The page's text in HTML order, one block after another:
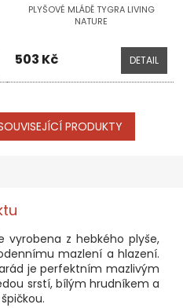
PLYŠOVÉ MLÁDĚ TYGRA LIVING
NATURE
503 Kč DETAIL
PRODUKTY
vyrobena z hebkého plyše,
mazlení a hlazení.
je perfektním mazlivým
srstí, bílým hrudníkem a